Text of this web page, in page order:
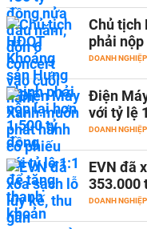
Chủ tịch
phải
DOANH NGHIỆP
Điện
với tỷ lệ
DOANH NGHIỆP
EVN đã
353.000
DOANH NGHIỆP